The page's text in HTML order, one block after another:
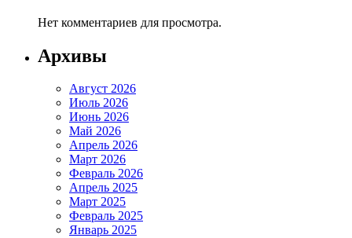
Нет комментариев для просмотра.
Архивы
Август 2026
Июль 2026
Июнь 2026
Май 2026
Апрель 2026
Март 2026
Февраль 2026
Апрель 2025
Март 2025
Февраль 2025
Январь 2025